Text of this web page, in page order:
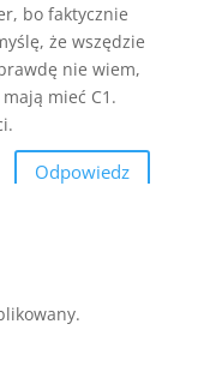
bo faktycznie
że wszędzie
nie wiem,
mieć C1.
Odpowiedz